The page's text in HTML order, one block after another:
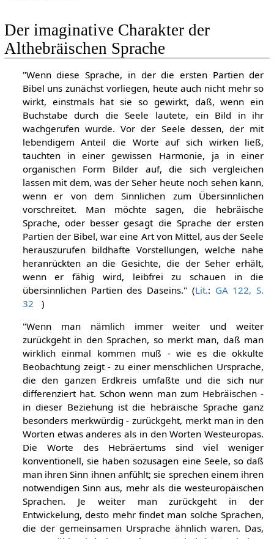
Der imaginative Charakter der
Althebräischen Sprache
"Wenn diese Sprache, in der die ersten Partien der
Bibel uns zunächst vorliegen, heute auch nicht mehr so
wirkt, einstmals hat sie so gewirkt, daß, wenn ein
Buchstabe durch die Seele lautete, ein Bild in ihr
wachgerufen wurde. Vor der Seele dessen, der mit
lebendigem Anteil die Worte auf sich wirken ließ,
tauchten in einer gewissen Harmonie, ja in einer
organischen Form Bilder auf, die sich vergleichen
lassen mit dem, was der Seher heute noch sehen kann,
wenn er von dem Sinnlichen zum Übersinnlichen
vorschreitet. Man möchte sagen, die hebräische
Sprache, oder besser gesagt die Sprache der ersten
Partien der Bibel, war eine Art von Mittel, aus der Seele
herauszurufen bildhafte Vorstellungen, welche nahe
heranrückten an die Gesichte, die der Seher erhält,
wenn er fähig wird, leibfrei zu schauen in die
übersinnlichen Partien des Daseins." (Lit.: GA 122, S.
32
)
"Wenn man nämlich immer weiter und weiter
zurückgeht in den Sprachen, so merkt man, daß man
wirklich einmal kommen muß - wie es die okkulte
Beobachtung zeigt - zu einer menschlichen Ursprache,
die den ganzen Erdkreis umfaßte und die sich nur
differenziert hat. Schon wenn man zum Hebräischen -
in dieser Beziehung ist die hebräische Sprache ganz
besonders merkwürdig - zurückgeht, merkt man in den
Worten etwas anderes als in den Worten Westeuropas.
Die Worte des Hebräertums sind viel weniger
konventionell, sie haben sozusagen eine Seele, so daß
man ihren Sinn ihnen anfühlt; sie sprechen einem ihren
notwendigen Sinn aus, mehr als die westeuropäischen
Sprachen. Je weiter man zurückgeht in der
Entwickelung, desto mehr findet man solche Sprachen,
die der gemeinsamen Ursprache ähnlich waren. Das,